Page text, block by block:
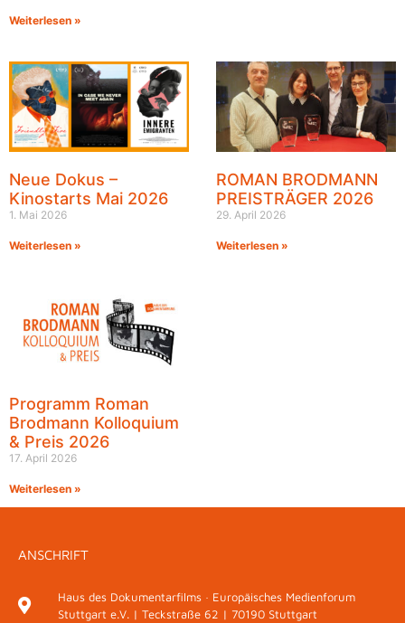
Weiterlesen »
Neue Dokus –
Kinostarts Mai 2026
1. Mai 2026
Weiterlesen »
ROMAN BRODMANN
PREISTRÄGER 2026
29. April 2026
Weiterlesen »
Programm Roman
Brodmann Kolloquium
& Preis 2026
17. April 2026
Weiterlesen »
ANSCHRIFT
Haus des Dokumentarfilms · Europäisches Medienforum
Stuttgart e.V. | Teckstraße 62 | 70190 Stuttgart